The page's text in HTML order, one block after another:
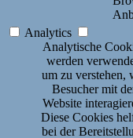
Analytics
Analytische
werden
um zu verstehen,
Besucher mit
Website
Diese Cookies
bei der